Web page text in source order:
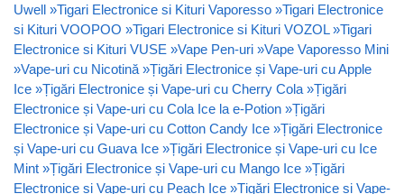
Uwell »Tigari Electronice si Kituri Vaporesso »Tigari Electronice
si Kituri VOOPOO »Tigari Electronice si Kituri VOZOL »Tigari
Electronice si Kituri VUSE »Vape Pen-uri »Vape Vaporesso Mini
»Vape-uri cu Nicotină »Țigări Electronice și Vape-uri cu Apple
Ice »Țigări Electronice și Vape-uri cu Cherry Cola »Țigări
Electronice și Vape-uri cu Cola Ice la e-Potion »Țigări
Electronice și Vape-uri cu Cotton Candy Ice »Țigări Electronice
și Vape-uri cu Guava Ice »Țigări Electronice și Vape-uri cu Ice
Mint »Țigări Electronice și Vape-uri cu Mango Ice »Țigări
Electronice și Vape-uri cu Peach Ice »Țigări Electronice și Vape-